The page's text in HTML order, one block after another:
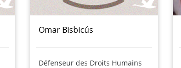
Omar Bisbicús
Défenseur des Droits Humains